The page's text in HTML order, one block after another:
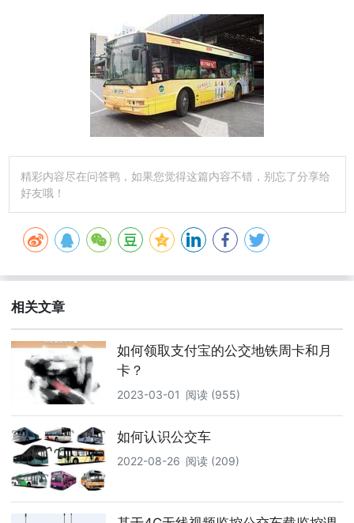
精彩内容尽在问答鸭，如果您觉得这篇内容不错，别忘了分享给
好友哦！
相关文章
如何领取支付宝的公交地铁周卡和月
卡？
2023-03-01 阅读 (955)
如何认识公交车
2022-08-26 阅读 (209)